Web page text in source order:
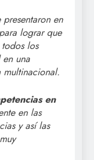
en
lograr que
todos los
una
multinacional.
en
en las
y así las